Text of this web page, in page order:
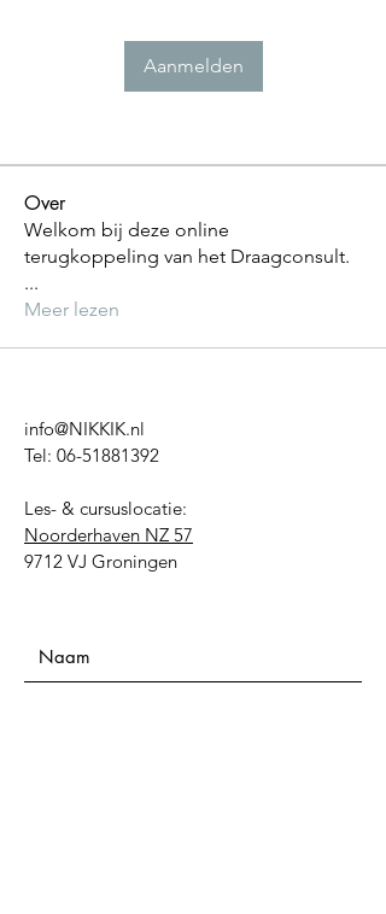
Aanmelden
Over
Welkom bij deze online
terugkoppeling van het Draagconsult.
...
Meer lezen
info@NIKKIK.nl
Tel: 06-51881392
Les- & cursuslocatie:
Noorderhaven NZ 57
9712 VJ Groningen